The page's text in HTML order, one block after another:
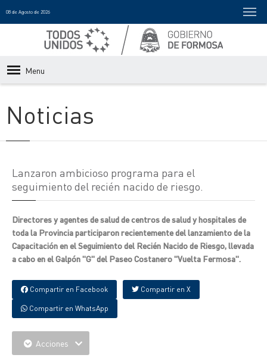
08 de Agosto de 2026
Menu
Noticias
Lanzaron ambicioso programa para el
seguimiento del recién nacido de riesgo.
Directores y agentes de salud de centros de salud y hospitales de
toda la Provincia participaron recientemente del lanzamiento de la
Capacitación en el Seguimiento del Recién Nacido de Riesgo, llevada
a cabo en el Galpón "G" del Paseo Costanero "Vuelta Fermosa".
Compartir en Facebook Compartir en X
Compartir en WhatsApp
Acciones